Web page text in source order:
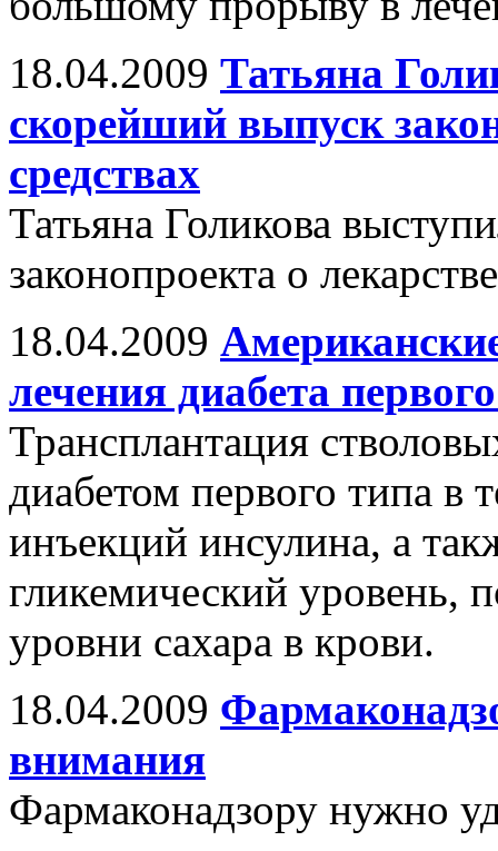
18.04.2009 Татьяна
скорейший выпуск
средствах
Татьяна Голикова
законопроекта о
18.04.2009
лечения диабета
Трансплантация
диабетом первого типа в
инъекций инсулина, а
гликемический уровень,
уровни сахара в крови.
18.04.2009
внимания
Фармаконадзору нужно